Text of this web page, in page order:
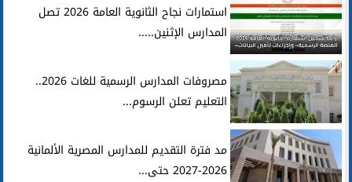
استمارات نجاح الثانوية العامة 2026 تصل
المدارس الإثنين.....
مصروفات المدارس الرسمية للغات 2026..
التعليم تعلن الرسوم...
مد فترة التقديم للمدارس المصرية الألمانية
2026-2027 حتى...